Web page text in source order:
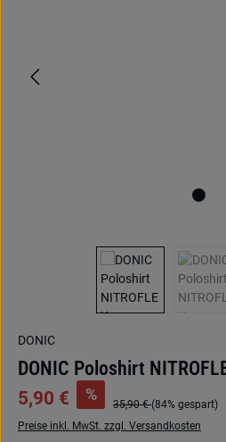
DONIC
DONIC Poloshirt
5,90 € %
35,90 €(84% gespart)
Preise inkl. MwSt. zzgl. Versandkosten